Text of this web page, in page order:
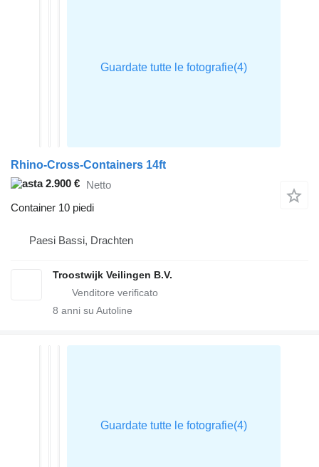
Rhino-Cross-Containers 14ft
2.900 € Netto
Container 10 piedi
Paesi Bassi, Drachten
Troostwijk Veilingen B.V.
8 anni su Autoline